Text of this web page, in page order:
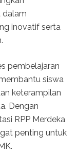
dalam
inovatif serta
pembelajaran
siswa
keterampilan
Dengan
RPP Merdeka
penting untuk